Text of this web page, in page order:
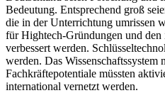
Bedeutung. Entsprechend groß
die in der Unterrichtung umrissen
für Hightech-Gründungen und
verbessert werden.
werden. Das Wissenschaftssystem
Fachkräftepotentiale müssten
international vernetzt werden.